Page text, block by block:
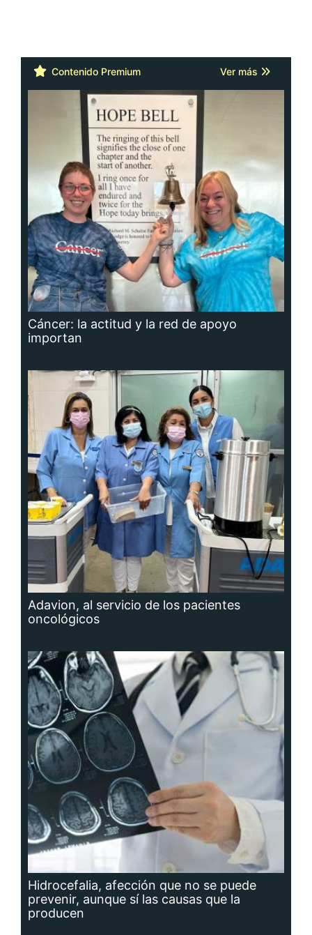
Contenido Premium Ver más
Cáncer: la actitud y la red de apoyo
importan
Adavion, al servicio de los pacientes
oncológicos
Hidrocefalia, afección que no se puede
prevenir, aunque sí las causas que la
producen